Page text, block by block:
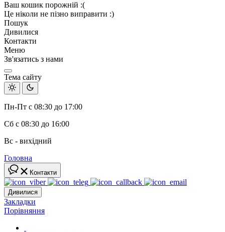
Ваш кошик порожній :(
Це ніколи не пізно виправити :)
Пошук
Дивилися
Контакти
Меню
Зв'язатись з нами
Тема сайту
Пн-Пт с 08:30 до 17:00
Сб с 08:30 до 16:00
Вс - вихідний
Головна
Контакти
Дивилися
Закладки
Порівняння